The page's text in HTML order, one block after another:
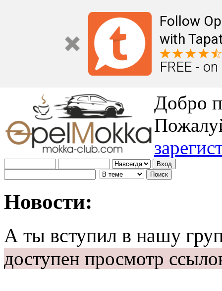
Follow
with
FREE -
Добро
Новости:
А ты вступил в нашу
доступен просмотр